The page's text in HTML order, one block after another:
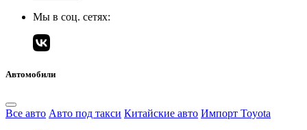
Мы в соц. сетях:
Автомобили
Все авто Авто под такси Китайские авто Импорт Toyota